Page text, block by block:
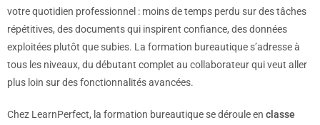
votre quotidien professionnel : moins de temps perdu sur des tâches
répétitives, des documents qui inspirent confiance, des données
exploitées plutôt que subies. La formation bureautique s’adresse à
tous les niveaux, du débutant complet au collaborateur qui veut aller
plus loin sur des fonctionnalités avancées.
Chez LearnPerfect, la formation bureautique se déroule en classe